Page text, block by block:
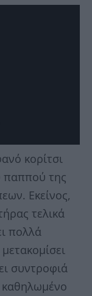
κορίτσι
παππού της
Εκείνος,
τελικά
πολλά
συντροφιά
καθηλωμένο